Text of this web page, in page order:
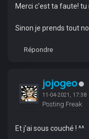
Merci c'est ta faute!
Sinon je prends tout
Répondre
jojogeo
11-04-2021, 17:38
Posting Freak
Et j’ai sous couché ! ^^